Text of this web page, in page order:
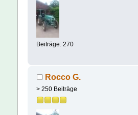
Beiträge: 270
Rocco G.
> 250 Beiträge